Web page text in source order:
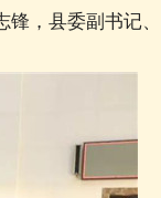
，县委副书记、